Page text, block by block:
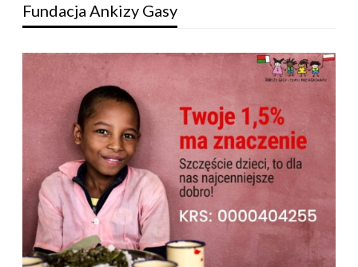
Fundacja Ankizy Gasy